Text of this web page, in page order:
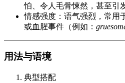
怕、令人毛骨悚然，甚至引
情感强度：语气强烈，常用
或血腥事件（例如：
用法与语境
典型搭配